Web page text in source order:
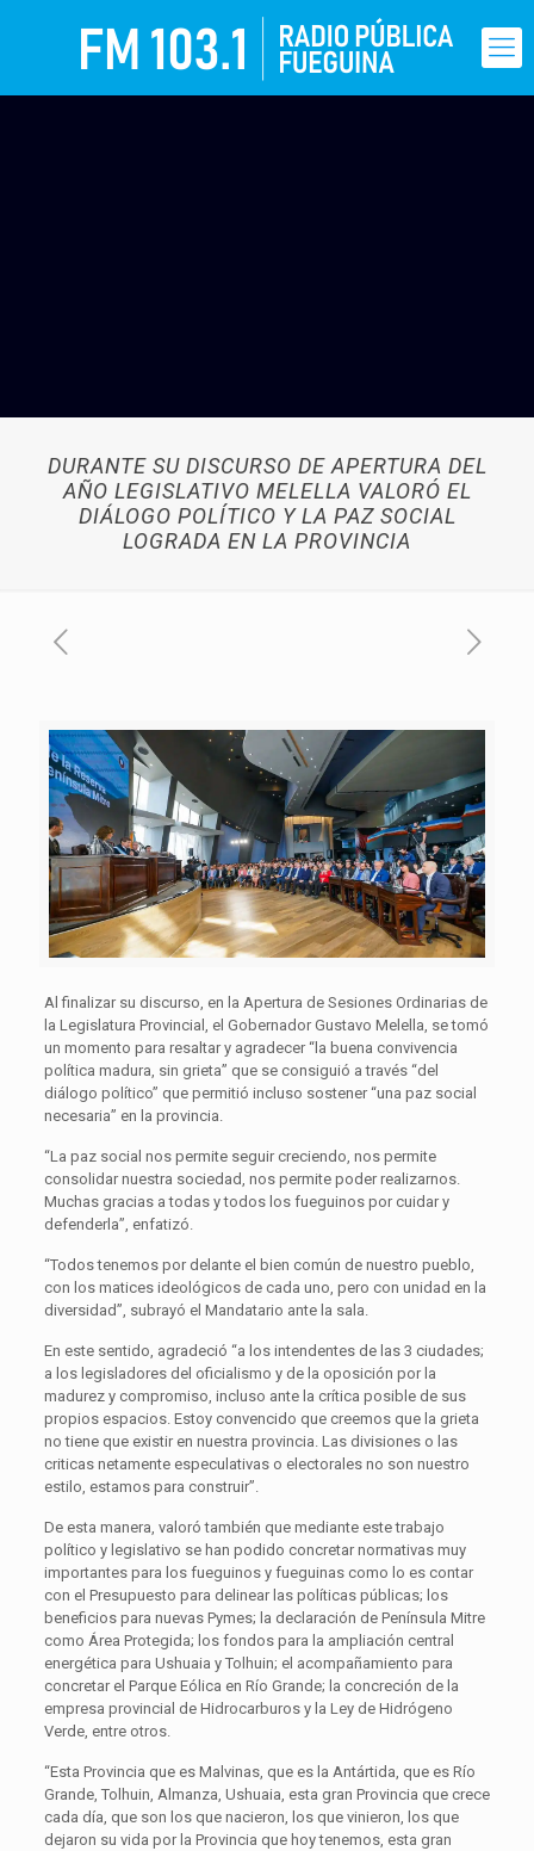
DURANTE SU DISCURSO DE APERTURA DEL
AÑO LEGISLATIVO MELELLA VALORÓ EL
DIÁLOGO POLÍTICO Y LA PAZ SOCIAL
LOGRADA EN LA PROVINCIA
Al finalizar su discurso, en la Apertura de Sesiones Ordinarias de
la Legislatura Provincial, el Gobernador Gustavo Melella, se tomó
un momento para resaltar y agradecer “la buena convivencia
política madura, sin grieta” que se consiguió a través “del
diálogo político” que permitió incluso sostener “una paz social
necesaria” en la provincia.
“La paz social nos permite seguir creciendo, nos permite
consolidar nuestra sociedad, nos permite poder realizarnos.
Muchas gracias a todas y todos los fueguinos por cuidar y
defenderla”, enfatizó.
“Todos tenemos por delante el bien común de nuestro pueblo,
con los matices ideológicos de cada uno, pero con unidad en la
diversidad”, subrayó el Mandatario ante la sala.
En este sentido, agradeció “a los intendentes de las 3 ciudades;
a los legisladores del oficialismo y de la oposición por la
madurez y compromiso, incluso ante la crítica posible de sus
propios espacios. Estoy convencido que creemos que la grieta
no tiene que existir en nuestra provincia. Las divisiones o las
criticas netamente especulativas o electorales no son nuestro
estilo, estamos para construir”.
De esta manera, valoró también que mediante este trabajo
político y legislativo se han podido concretar normativas muy
importantes para los fueguinos y fueguinas como lo es contar
con el Presupuesto para delinear las políticas públicas; los
beneficios para nuevas Pymes; la declaración de Península Mitre
como Área Protegida; los fondos para la ampliación central
energética para Ushuaia y Tolhuin; el acompañamiento para
concretar el Parque Eólica en Río Grande; la concreción de la
empresa provincial de Hidrocarburos y la Ley de Hidrógeno
Verde, entre otros.
“Esta Provincia que es Malvinas, que es la Antártida, que es Río
Grande, Tolhuin, Almanza, Ushuaia, esta gran Provincia que crece
cada día, que son los que nacieron, los que vinieron, los que
dejaron su vida por la Provincia que hoy tenemos, esta gran